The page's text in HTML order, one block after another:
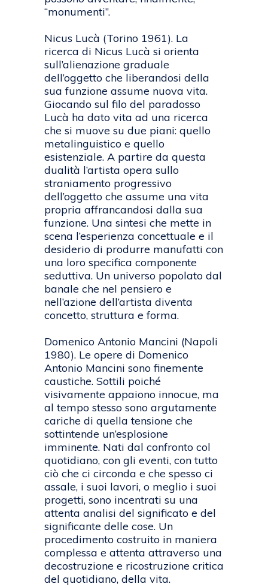
“monumenti”.
Nicus Lucà (Torino 1961). La
ricerca di Nicus Lucà si orienta
sull’alienazione graduale
dell’oggetto che liberandosi della
sua funzione assume nuova vita.
Giocando sul filo del paradosso
Lucà ha dato vita ad una ricerca
che si muove su due piani: quello
metalinguistico e quello
esistenziale. A partire da questa
dualità l’artista opera sullo
straniamento progressivo
dell’oggetto che assume una vita
propria affrancandosi dalla sua
funzione. Una sintesi che mette in
scena l’esperienza concettuale e il
desiderio di produrre manufatti con
una loro specifica componente
seduttiva. Un universo popolato dal
banale che nel pensiero e
nell’azione dell’artista diventa
concetto, struttura e forma.
Domenico Antonio Mancini (Napoli
1980). Le opere di Domenico
Antonio Mancini sono finemente
caustiche. Sottili poiché
visivamente appaiono innocue, ma
al tempo stesso sono argutamente
cariche di quella tensione che
sottintende un’esplosione
imminente. Nati dal confronto col
quotidiano, con gli eventi, con tutto
ciò che ci circonda e che spesso ci
assale, i suoi lavori, o meglio i suoi
progetti, sono incentrati su una
attenta analisi del significato e del
significante delle cose. Un
procedimento costruito in maniera
complessa e attenta attraverso una
decostruzione e ricostruzione critica
del quotidiano, della vita.